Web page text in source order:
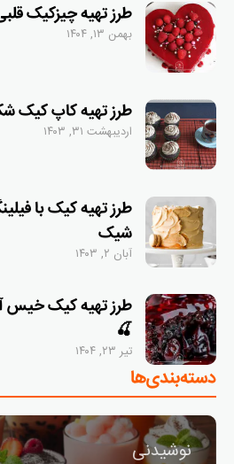
طرز تهیه چیزکیک
بهمن ۱۳, ۱۴۰۴
طرز تهیه کاپ کیک
اردیبهشت ۳۱, ۱۴۰۳
طرز تهیه کیک با
شیک
آبان ۲, ۱۴۰۳
طرز تهیه کیک خیس
🍒
تیر ۲۳, ۱۴۰۴
دسته‌بندی‌ها
نوشیدنی